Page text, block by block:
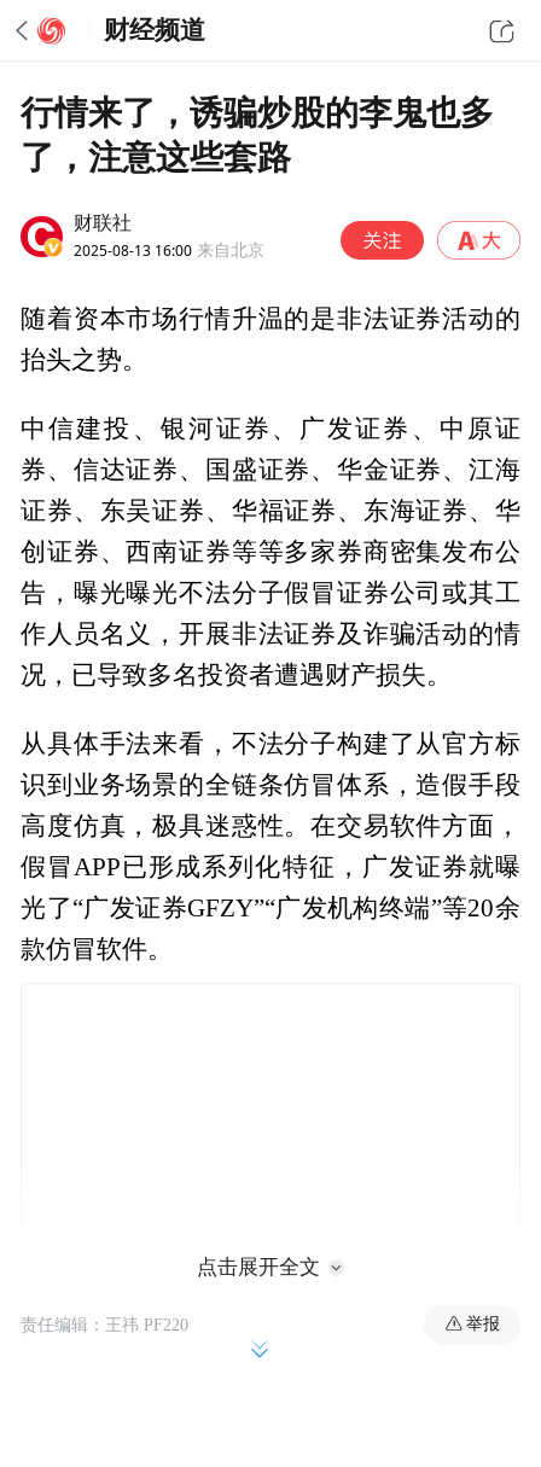
财经频道
行情来了，诱骗炒股的李鬼也多
了，注意这些套路
财联社
2025-08-13 16:00 来自北京
随着资本市场行情升温的是非法证券活动的
抬头之势。
中信建投、银河证券、广发证券、中原证
券、信达证券、国盛证券、华金证券、江海
证券、东吴证券、华福证券、东海证券、华
创证券、西南证券等等多家券商密集发布公
告，曝光曝光不法分子假冒证券公司或其工
作人员名义，开展非法证券及诈骗活动的情
况，已导致多名投资者遭遇财产损失。
从具体手法来看，不法分子构建了从官方标
识到业务场景的全链条仿冒体系，造假手段
高度仿真，极具迷惑性。在交易软件方面，
假冒APP已形成系列化特征，广发证券就曝
光了“广发证券GFZY”“广发机构终端”等20余
款仿冒软件。
交群到伪造监管文书，诈骗手段层出不穷，
点击展开全文
责任编辑：王祎 PF220 举报